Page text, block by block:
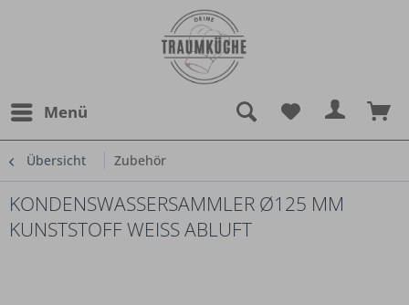
Menü
Übersicht Zubehör
KONDENSWASSERSAMMLER Ø125 MM
KUNSTSTOFF WEISS ABLUFT